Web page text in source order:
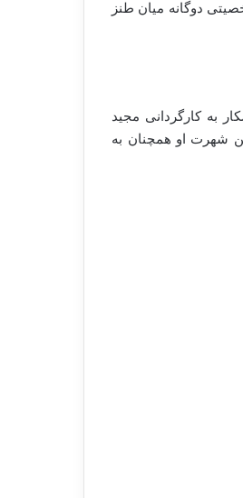
دوگانه میان طنز
به کارگردانی مجید
شهرت او همچنان به